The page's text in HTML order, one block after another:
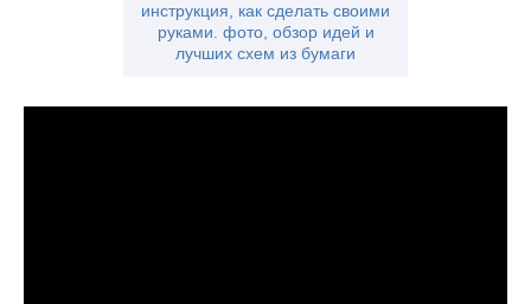
инструкция, как сделать своими
руками. фото, обзор идей и
лучших схем из бумаги